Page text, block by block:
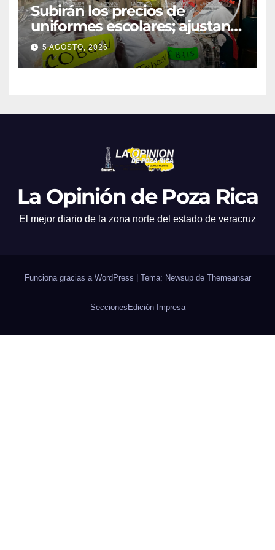
Subirán los precios de
uniformes escolares; ajustan
promociones
5 AGOSTO, 2026
La Opinión de Poza Rica
El mejor diario de la zona norte del estado de veracruz
Funciona gracias a WordPress Tema: Newsup de Themeansar
Secciones Edición Impresa